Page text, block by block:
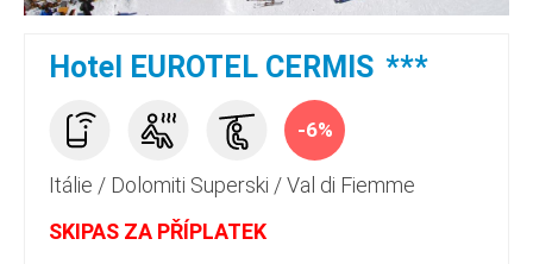
Hotel EUROTEL CERMIS ***
-6%
Itálie / Dolomiti Superski /Val di Fiemme
SKIPAS ZA PŘÍPLATEK